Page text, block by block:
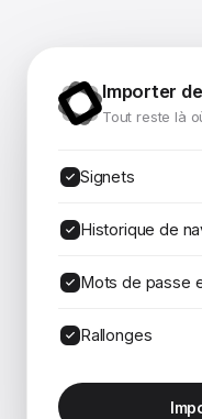
Importer
Tout reste là
Signets
Historique de
Mots de passe
Rallonges